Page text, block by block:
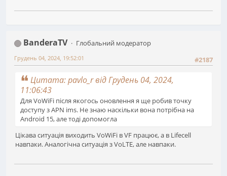
BanderaTV
Глобальний модератор
#2187
Грудень 04, 2024, 19:52:01
Цитата: pavlo_r від Грудень 04, 2024,
11:06:43
Для VoWiFi після якогось оновлення я ще робив точку
доступу з APN ims. Не знаю наскільки вона потрібна на
Android 15, але тоді допомогла
Цікава ситуація виходить VoWiFi в VF працює, а в Lifecell
навпаки. Аналогічна ситуація з VoLTE, але навпаки.